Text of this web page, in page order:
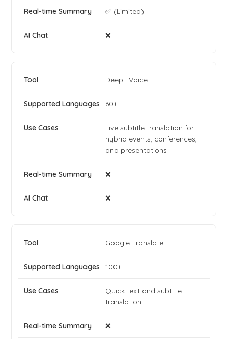
✅ (Limited)
❌
DeepL Voice
60+
Live subtitle translation for
hybrid events, conferences,
and presentations
❌
❌
Google Translate
100+
Quick text and subtitle
translation
❌